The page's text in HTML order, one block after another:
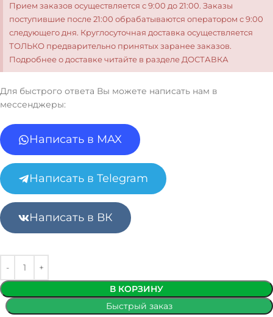
Прием заказов осуществляется с 9:00 до 21:00. Заказы
поступившие после 21:00 обрабатываются оператором с 9:00
следующего дня. Круглосуточная доставка осуществляется
ТОЛЬКО предварительно принятых заранее заказов.
Подробнее о доставке читайте в разделе ДОСТАВКА
Для быстрого ответа Вы можете написать нам в
мессенджеры:
Написать в MAX
Написать в Telegram
Написать в ВК
В КОРЗИНУ
Быстрый заказ